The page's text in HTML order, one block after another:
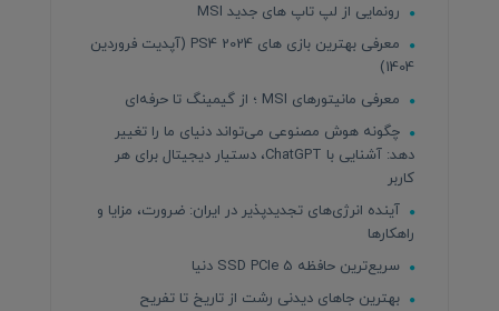
رونمایی از لپ تاپ های جدید MSI
معرفی بهترین بازی های PS4 2024 (آپدیت فروردین
1404)
معرفی مانیتورهای MSI ؛ از گیمینگ تا حرفه‌ای
چگونه هوش مصنوعی می‌تواند دنیای ما را تغییر
دهد: آشنایی با ChatGPT، دستیار دیجیتال برای هر
کاربر
آینده انرژی‌های تجدیدپذیر در ایران: ضرورت، مزایا و
راهکارها
سریع‌ترین حافظه SSD PCIe 5 دنیا
بهترین جاهای دیدنی رشت از تاریخ تا تفریح